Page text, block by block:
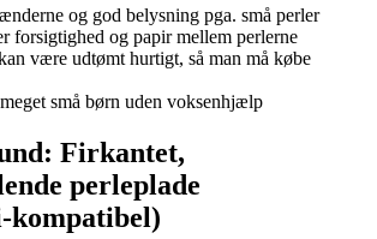
og god belysning pga. små perler
forsigtighed og papir mellem perlerne
være udtømt hurtigt, så man må købe
små børn uden voksenhjælp
Firkantet,
perleplade
kompatibel)